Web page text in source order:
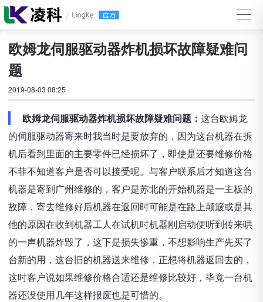
欧姆龙伺服驱动器炸机损坏故障疑难问
题
2019-08-03 08:25
欧姆龙伺服驱动器炸机损坏故障疑难问题： 这台欧姆龙
的伺服驱动器寄来时我当时是要放弃的，因为这台机器在拆
机后看到里面的主要零件已经损坏了，即使是还要维修价格
不菲不知道客户是否可以接受呢。与客户联系后才知道这台
机器是寄到广州维修的，客户是苏北的开始机器是一主板的
故障，寄去维修好后机器在返回时可能是在路上颠簸或是其
他的原因在收到机器工人在试机时机器刚启动便听到传来哄
的一声机器炸毁了，这下是损失惨重，不想影响生产先买了
台新的用，这台旧的机器送来维修，正想将机器返回去的，
这时客户说如果维修价格合适还是维修比较好，毕竟一台机
器还没使用几年这样报废也是可惜的。